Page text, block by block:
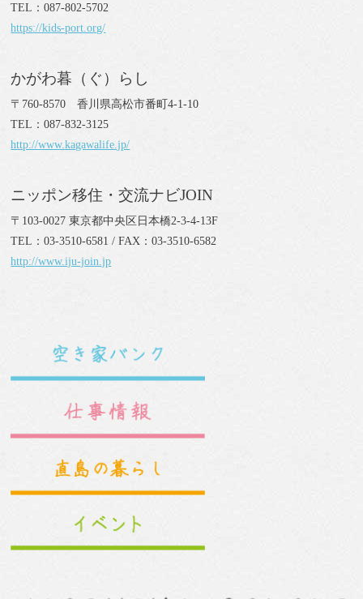
TEL：087-802-5702
https://kids-port.org/
かがわ暮（ぐ）らし
〒760-8570 香川県高松市番町4-1-10
TEL：087-832-3125
http://www.kagawalife.jp/
ニッポン移住・交流ナビJOIN
〒103-0027 東京都中央区日本橋2-3-4-13F
TEL：03-3510-6581 / FAX：03-3510-6582
http://www.iju-join.jp